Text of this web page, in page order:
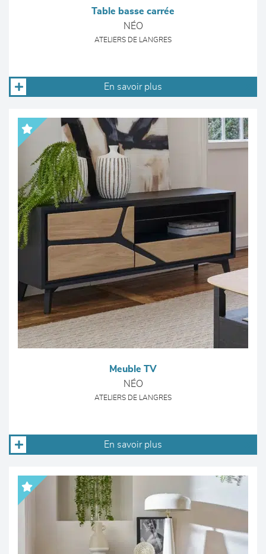
Table basse carrée
NÉO
ATELIERS DE LANGRES
En savoir plus
Meuble TV
NÉO
ATELIERS DE LANGRES
En savoir plus